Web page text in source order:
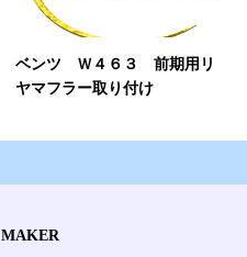
ベンツ Ｗ４６３ 前期用リ
ヤマフラー取り付け
MAKER